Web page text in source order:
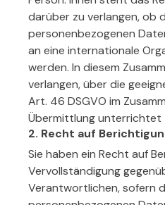
darüber zu verlangen, ob
personenbezogenen
an eine internationale
werden. In diesem
verlangen, über die
Art. 46 DSGVO im
Übermittlung unterrichtet
2. Recht auf
Sie haben ein Recht auf
Vervollständigung
Verantwortlichen, sofern